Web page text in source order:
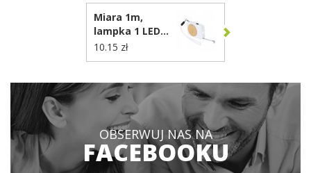
Miara 1m,
lampka 1 LED
VA341
10.15 zł
OBSERWUJ NAS NA
FACEBOOKU